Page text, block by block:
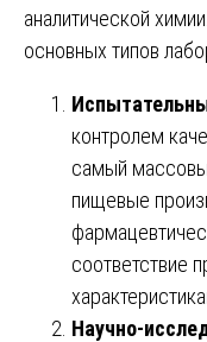
аналитической
основных типов
контролем
самый
пищевые
соответствие
Научно-